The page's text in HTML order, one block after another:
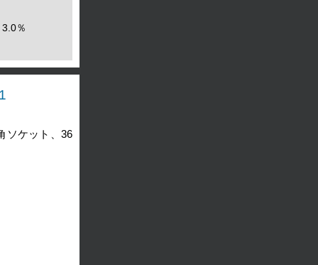
％
ソケット、36